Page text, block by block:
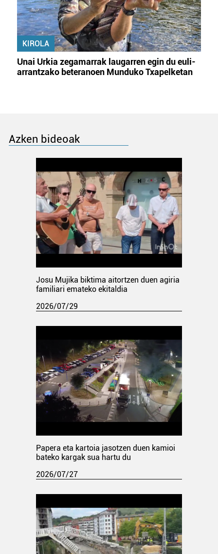
KIROLA
Unai Urkia zegamarrak laugarren egin du euli-
arrantzako beteranoen Munduko Txapelketan
Azken bideoak
Josu Mujika biktima aitortzen duen agiria
familiari emateko ekitaldia
2026/07/29
Papera eta kartoia jasotzen duen kamioi
bateko kargak sua hartu du
2026/07/27